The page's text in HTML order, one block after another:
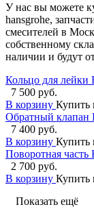
У нас вы можете
hansgrohe,
смесителей в
собственному
наличии и будут
Кольцо для лейки
7 500 руб.
В корзину Купить
Обратный клапан
7 400 руб.
В корзину Купить
Поворотная часть
2 700 руб.
В корзину Купить
Показать ещё